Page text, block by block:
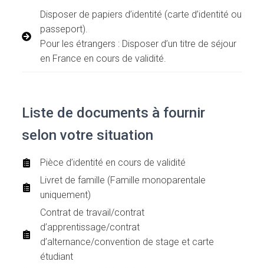
Disposer de papiers d’identité (carte d’identité ou
passeport).
Pour les étrangers : Disposer d’un titre de séjour
en France en cours de validité.
Liste de documents à fournir
selon votre situation
Pièce d’identité en cours de validité
Livret de famille (Famille monoparentale
uniquement)
Contrat de travail/contrat
d’apprentissage/contrat
d’alternance/convention de stage et carte
étudiant